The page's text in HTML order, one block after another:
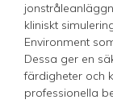
kliniskt
Environment
Dessa ger en
färdigheter och
professionella